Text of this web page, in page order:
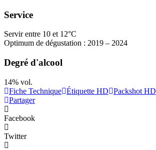
Service
Servir entre 10 et 12°C
Optimum de dégustation : 2019 – 2024
Degré d'alcool
14% vol.
Fiche Technique Étiquette HD
Packshot HD
Partager
Facebook
Twitter